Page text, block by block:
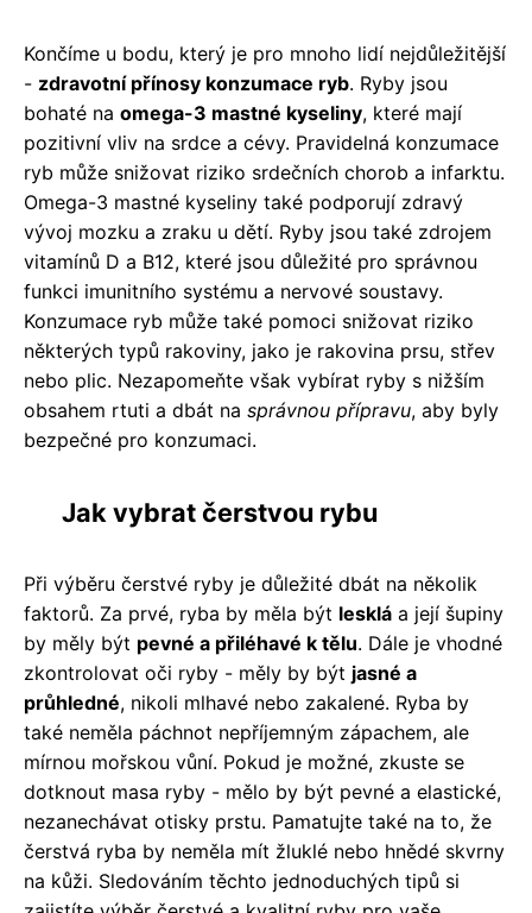
Končíme u bodu, který je pro mnoho lidí nejdůležitější
- zdravotní přínosy konzumace ryb. Ryby jsou
bohaté na omega-3 mastné kyseliny, které mají
pozitivní vliv na srdce a cévy. Pravidelná konzumace
ryb může snižovat riziko srdečních chorob a infarktu.
Omega-3 mastné kyseliny také podporují zdravý
vývoj mozku a zraku u dětí. Ryby jsou také zdrojem
vitamínů D a B12, které jsou důležité pro správnou
funkci imunitního systému a nervové soustavy.
Konzumace ryb může také pomoci snižovat riziko
některých typů rakoviny, jako je rakovina prsu, střev
nebo plic. Nezapomeňte však vybírat ryby s nižším
obsahem rtuti a dbát na správnou přípravu, aby byly
bezpečné pro konzumaci.
Jak vybrat čerstvou rybu
Při výběru čerstvé ryby je důležité dbát na několik
faktorů. Za prvé, ryba by měla být lesklá a její šupiny
by měly být pevné a přiléhavé k tělu. Dále je vhodné
zkontrolovat oči ryby - měly by být jasné a
průhledné, nikoli mlhavé nebo zakalené. Ryba by
také neměla páchnot nepříjemným zápachem, ale
mírnou mořskou vůní. Pokud je možné, zkuste se
dotknout masa ryby - mělo by být pevné a elastické,
nezanechávat otisky prstu. Pamatujte také na to, že
čerstvá ryba by neměla mít žluklé nebo hnědé skvrny
na kůži. Sledováním těchto jednoduchých tipů si